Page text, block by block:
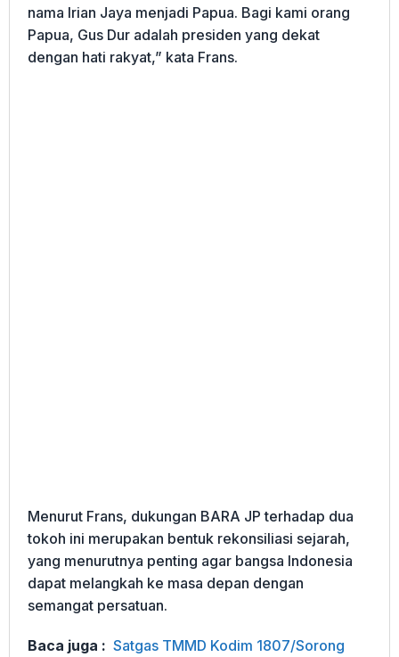
nama Irian Jaya menjadi Papua. Bagi kami orang
Papua, Gus Dur adalah presiden yang dekat
dengan hati rakyat,” kata Frans.
Menurut Frans, dukungan BARA JP terhadap dua
tokoh ini merupakan bentuk rekonsiliasi sejarah,
yang menurutnya penting agar bangsa Indonesia
dapat melangkah ke masa depan dengan
semangat persatuan.
Baca juga : Satgas TMMD Kodim 1807/Sorong